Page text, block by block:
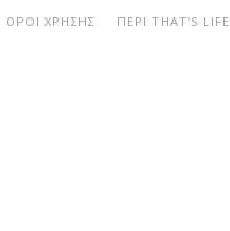
ΠΕΡΙ THAT’S LIFE
ΟΡΟΙ ΧΡΗΣΗΣ